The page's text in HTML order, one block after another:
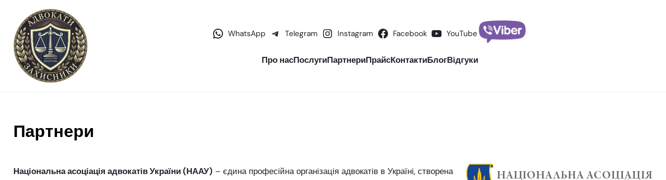
WhatsApp Telegram Instagram Facebook YouTube
Про насПослугиПартнериПрайсКонтактиБлогВідгуки
Партнери
Національна асоціація адвокатів України (НААУ) – єдина професійна організація адвокатів в Україні, створена